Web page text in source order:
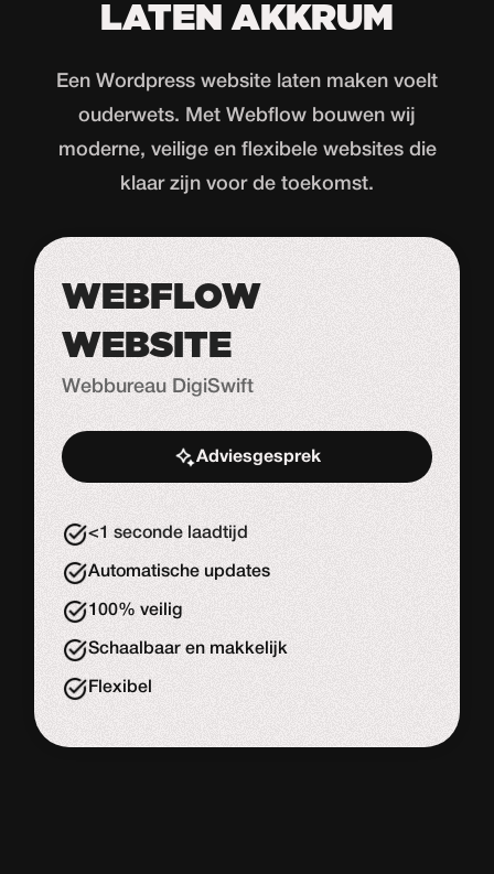
LATEN AKKRUM
Een Wordpress website laten maken voelt
ouderwets. Met Webflow bouwen wij
moderne, veilige en flexibele websites die
klaar zijn voor de toekomst.
WEBFLOW
WEBSITE
Webbureau DigiSwift
Adviesgesprek
Start de uitdaging
<1 seconde laadtijd
Automatische updates
100% veilig
Schaalbaar en makkelijk
Flexibel